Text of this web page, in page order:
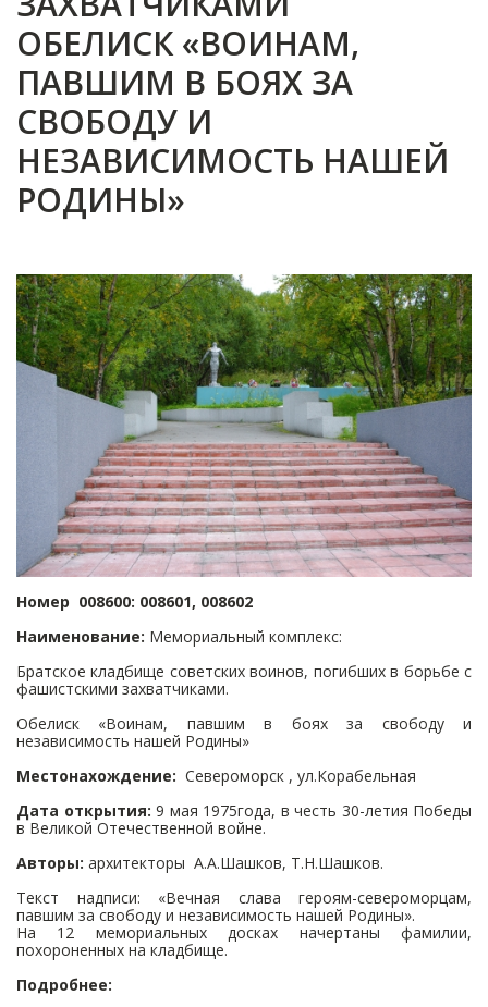
ОБЕЛИСК «ВОИНАМ,
ПАВШИМ В БОЯХ ЗА
СВОБОДУ И
НЕЗАВИСИМОСТЬ НАШЕЙ
РОДИНЫ»
Номер 008600: 008601, 008602
Наименование: Мемориальный комплекс:
Братское кладбище советских воинов, погибших в борьбе с
фашистскими захватчиками.
Обелиск «Воинам, павшим в боях за свободу и
независимость нашей Родины»
Местонахождение: Североморск , ул.Корабельная
Дата открытия: 9 мая 1975года, в честь 30-летия Победы
в Великой Отечественной войне.
Авторы: архитекторы А.А.Шашков, Т.Н.Шашков.
Текст надписи: «Вечная слава героям-североморцам,
павшим за свободу и независимость нашей Родины».
На 12 мемориальных досках начертаны фамилии,
похороненных на кладбище.
Подробнее: